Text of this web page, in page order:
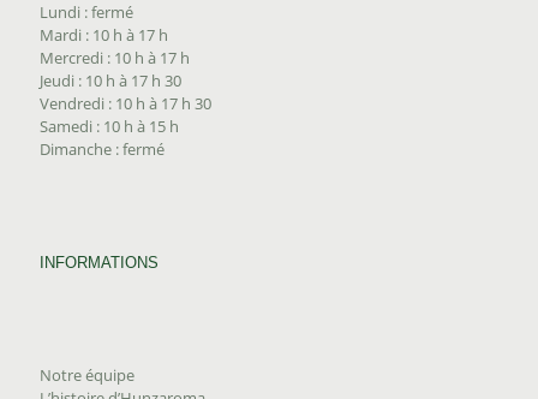
Lundi : fermé
Mardi : 10 h à 17 h
Mercredi : 10 h à 17 h
Jeudi : 10 h à 17 h 30
Vendredi : 10 h à 17 h 30
Samedi : 10 h à 15 h
Dimanche : fermé
INFORMATIONS
Notre équipe